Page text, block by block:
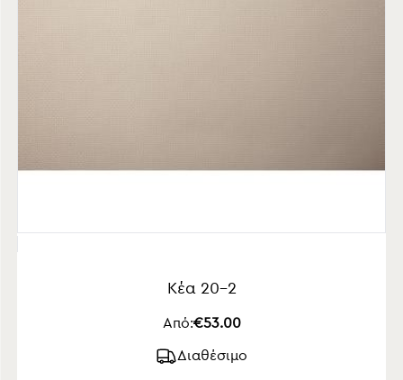
Κέα 20-2
Από:€53.00
Διαθέσιμο